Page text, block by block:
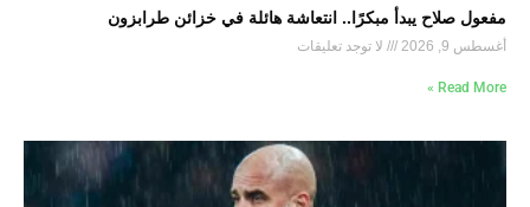
مفعول صلاح يبدأ مبكرًا.. انتعاشة هائلة في خزائن طرابزون
أغسطس 9, 2026 لا توجد تعليقات
Read More »